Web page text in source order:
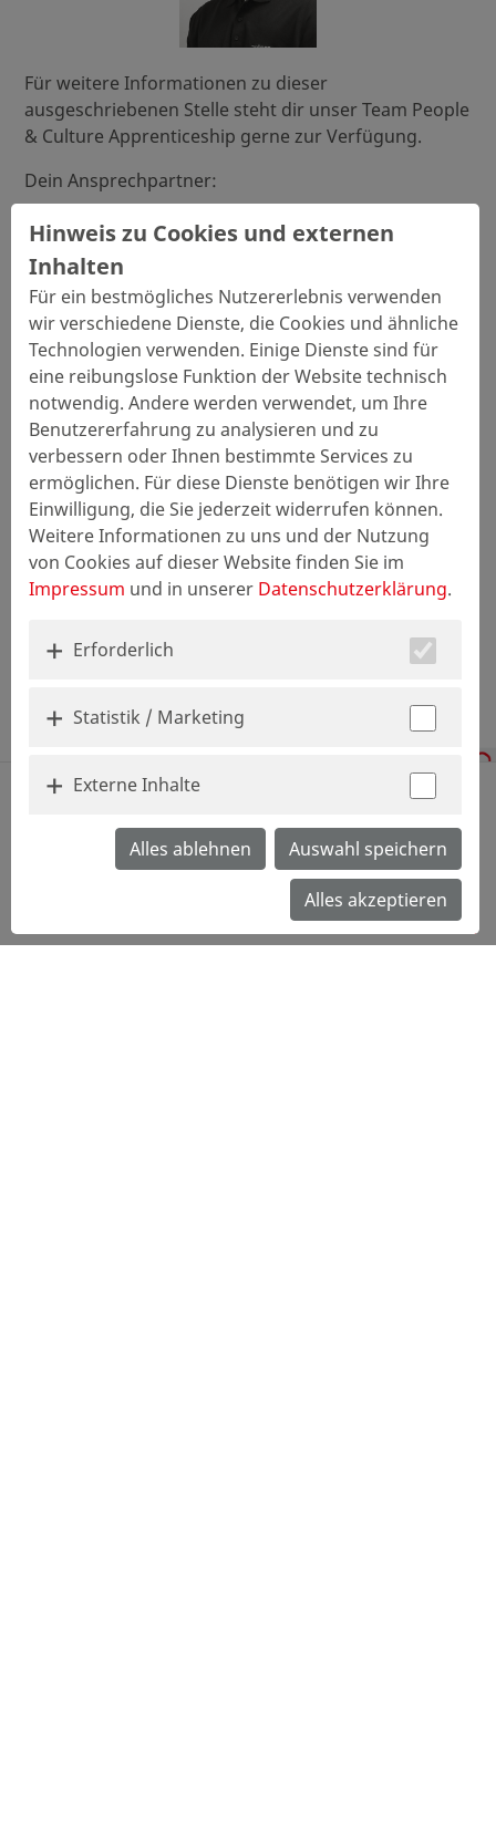
Für weitere Informationen zu dieser
ausgeschriebenen Stelle steht dir unser Team People
& Culture Apprenticeship gerne zur Verfügung.
Dein Ansprechpartner:
Herr Markus Kiefl, Tel.:+49 9944 201 9428, E-Mail:
Online-Bewerbung
Hinweis zu Cookies und externen
Inhalten
Für ein bestmögliches Nutzererlebnis verwenden
wir verschiedene Dienste, die Cookies und ähnliche
Technologien verwenden. Einige Dienste sind für
eine reibungslose Funktion der Website technisch
notwendig. Andere werden verwendet, um Ihre
Benutzererfahrung zu analysieren und zu
verbessern oder Ihnen bestimmte Services zu
ermöglichen. Für diese Dienste benötigen wir Ihre
Einwilligung, die Sie jederzeit widerrufen können.
Weitere Informationen zu uns und der Nutzung
von Cookies auf dieser Website finden Sie im
Impressum und in unserer Datenschutzerklärung.
Erforderlich
Statistik / Marketing
Externe Inhalte
Alles ablehnen Auswahl speichern
Alles akzeptieren